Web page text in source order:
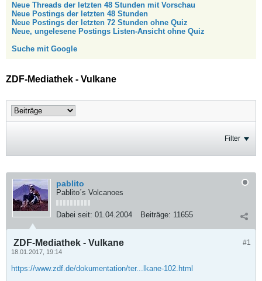
Neue Threads der letzten 48 Stunden mit Vorschau
Neue Postings der letzten 48 Stunden
Neue Postings der letzten 72 Stunden ohne Quiz
Neue, ungelesene Postings Listen-Ansicht ohne Quiz
Suche mit Google
ZDF-Mediathek - Vulkane
Filter
pablito
Pablito´s Volcanoes
Dabei seit: 01.04.2004 Beiträge: 11655
#1
ZDF-Mediathek - Vulkane
18.01.2017, 19:14
https://www.zdf.de/dokumentation/ter...lkane-102.html